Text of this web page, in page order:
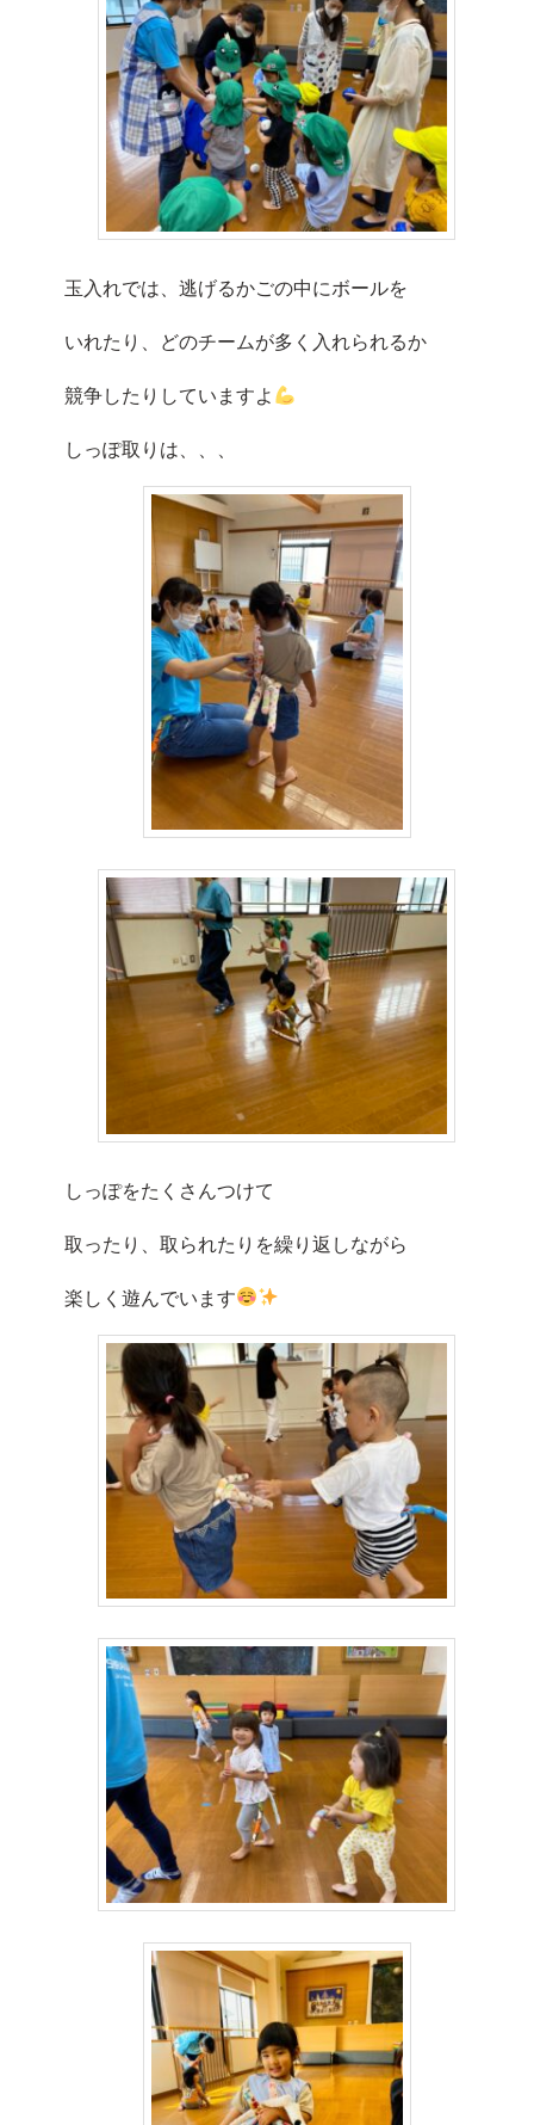
玉入れでは、逃げるかごの中にボールを
いれたり、どのチームが多く入れられるか
競争したりしていますよ
しっぽ取りは、、、
しっぽをたくさんつけて
取ったり、取られたりを繰り返しながら
楽しく遊んでいます